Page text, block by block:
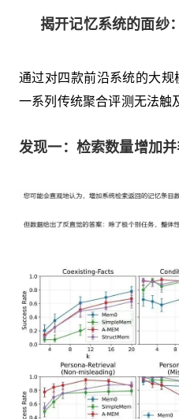
揭开记忆系统的面纱
通过对四款前沿系统的大
一系列传统聚合评测无法触
发现一：检索数量增加